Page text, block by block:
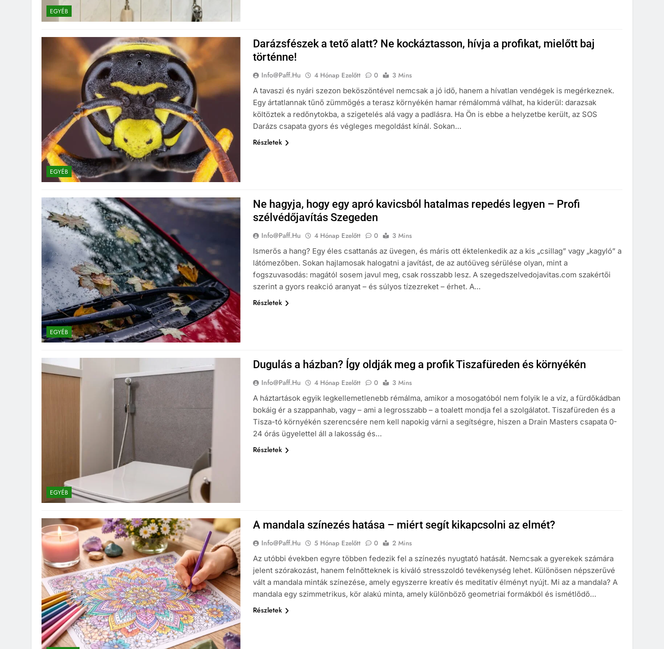
EGYÉB
EGYÉB
Darázsfészek a tető alatt? Ne kockáztasson, hívja a profikat, mielőtt baj
történne!
Info@paff.hu 4 Hónap Ezelőtt 0
3 Mins
A tavaszi és nyári szezon beköszöntével nemcsak a jó idő, hanem a hívatlan vendégek is megérkeznek.
Egy ártatlannak tűnő zümmögés a terasz környékén hamar rémálommá válhat, ha kiderül: darazsak
költöztek a redőnytokba, a szigetelés alá vagy a padlásra. Ha Ön is ebbe a helyzetbe került, az SOS
Darázs csapata gyors és végleges megoldást kínál. Sokan…
Részletek
EGYÉB
Ne hagyja, hogy egy apró kavicsból hatalmas repedés legyen – Profi
szélvédőjavítás Szegeden
Info@paff.hu 4 Hónap Ezelőtt 0
3 Mins
Ismerős a hang? Egy éles csattanás az üvegen, és máris ott éktelenkedik az a kis „csillag” vagy „kagyló” a
látómezőben. Sokan hajlamosak halogatni a javítást, de az autóüveg sérülése olyan, mint a
fogszuvasodás: magától sosem javul meg, csak rosszabb lesz. A szegedszelvedojavitas.com szakértői
szerint a gyors reakció aranyat – és súlyos tízezreket – érhet. A…
Részletek
EGYÉB
Dugulás a házban? Így oldják meg a profik Tiszafüreden és környékén
Info@paff.hu 4 Hónap Ezelőtt 0
3 Mins
A háztartások egyik legkellemetlenebb rémálma, amikor a mosogatóból nem folyik le a víz, a fürdőkádban
bokáig ér a szappanhab, vagy – ami a legrosszabb – a toalett mondja fel a szolgálatot. Tiszafüreden és a
Tisza-tó környékén szerencsére nem kell napokig várni a segítségre, hiszen a Drain Masters csapata 0-
24 órás ügyelettel áll a lakosság és…
Részletek
A mandala színezés hatása – miért segít kikapcsolni az elmét?
Info@paff.hu 5 Hónap Ezelőtt 0
2 Mins
Az utóbbi években egyre többen fedezik fel a színezés nyugtató hatását. Nemcsak a gyerekek számára
jelent szórakozást, hanem felnőtteknek is kiváló stresszoldó tevékenység lehet. Különösen népszerűvé
vált a mandala minták színezése, amely egyszerre kreatív és meditatív élményt nyújt. Mi az a mandala? A
mandala egy szimmetrikus, kör alakú minta, amely különböző geometriai formákból és ismétlődő…
Részletek